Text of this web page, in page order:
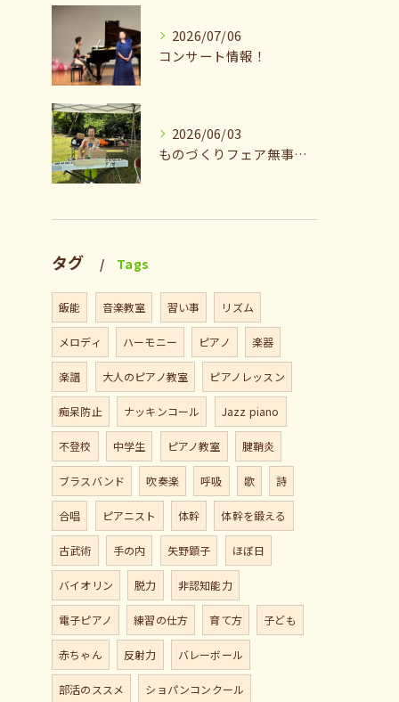
2026/07/06
コンサート情報！
2026/06/03
ものづくりフェア無事終了♪ありがとうございました。
タグ Tags
飯能 音楽教室 習い事 リズム
メロディ ハーモニー ピアノ 楽器
楽譜 大人のピアノ教室 ピアノレッスン
痴呆防止 ナッキンコール Jazz piano
不登校 中学生 ピアノ教室 腱鞘炎
ブラスバンド 吹奏楽 呼吸 歌 詩
合唱 ピアニスト 体幹 体幹を鍛える
古武術 手の内 矢野顕子 ほぼ日
バイオリン 脱力 非認知能力
電子ピアノ 練習の仕方 育て方 子ども
赤ちゃん 反射力 バレーボール
部活のススメ ショパンコンクール